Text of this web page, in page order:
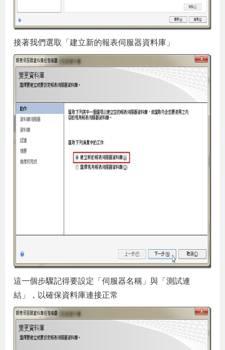
接著我們選取「建立新的報表伺服器資料庫」
這一個步驟記得要設定「伺服器名稱」與「測試連
結」，以確保資料庫連接正常